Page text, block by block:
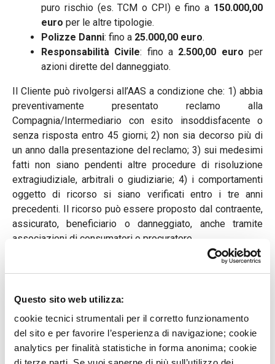
Questo sito web utilizza:
cookie tecnici strumentali per il corretto funzionamento
del sito e per favorire l’esperienza di navigazione; cookie
analytics per finalità statistiche in forma anonima; cookie
puro rischio (es. TCM o CPI) e fino a 150.000,00
euro per le altre tipologie.
Polizze Danni: fino a 25.000,00 euro.
Responsabilità Civile: fino a 2.500,00 euro per
azioni dirette del danneggiato.
Il Cliente può rivolgersi all’AAS a condizione che: 1) abbia
preventivamente presentato reclamo alla
Compagnia/Intermediario con esito insoddisfacente o
senza risposta entro 45 giorni; 2) non sia decorso più di
un anno dalla presentazione del reclamo; 3) sui medesimi
fatti non siano pendenti altre procedure di risoluzione
extragiudiziale, arbitrali o giudiziarie; 4) i comportamenti
oggetto di ricorso si siano verificati entro i tre anni
precedenti. Il ricorso può essere proposto dal contraente,
assicurato, beneficiario o danneggiato, anche tramite
associazioni di consumatori o procuratore.
Per conoscere l’ambito di competenza e le modalità di
presentazione del ricorso, il Cliente può consultare il
informazioni presso la Banca.
Per maggiori informazioni sul portale e sulle modalità di
funzionamento è possibile consultare la guida “AAS in
parole semplici